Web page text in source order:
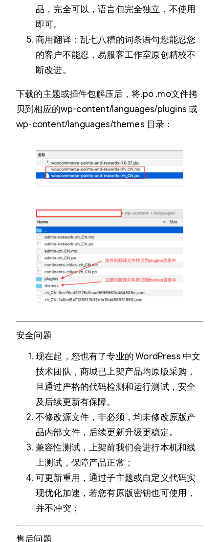
品，完全可以，语言包完全独立，不使用
即可。
商用翻译：乱七八糟的词条语句您能忍您
的客户不能忍，易服客工作室原创精校不
断改进。
下载的主题或插件包解压后，将.po .mo文件拷
贝到相应的wp-content/languages/plugins 或
wp-content/languages/themes 目录：
安全问题
现在起，您也有了专业的 WordPress 中文
技术团队，商城已上架产品均原版采购，
且通过严格的代码检测和运行测试，安全
及后续更新有保障。
不修改源文件，非必须，均未修改原版产
品内部文件，后续更新升级更稳定。
兼容性测试，上架前我们会进行本机和线
上测试，保障产品正常；
可更新重用，通过子主题或自定义代码实
现优化加速，若您有原版密钥也可使用，
并不冲突；
售后问题